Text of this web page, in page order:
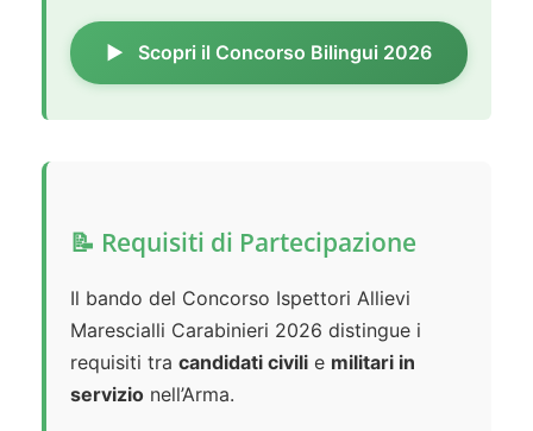
Scopri il Concorso Bilingui 2026
📝 Requisiti di Partecipazione
Il bando del Concorso Ispettori Allievi
Marescialli Carabinieri 2026 distingue i
requisiti tra candidati civili e militari in
servizio nell’Arma.